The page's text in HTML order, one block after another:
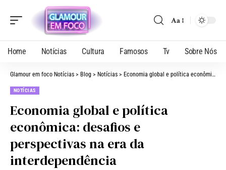
Aa
Home Notícias Cultura Famosos Tv Sobre Nós
Glamour em foco Notícias > Blog > Notícias > Economia global e política econômica: desafios e perspectivas na era da interdependência
NOTÍCIAS
Economia global e política
econômica: desafios e
perspectivas na era da
interdependência